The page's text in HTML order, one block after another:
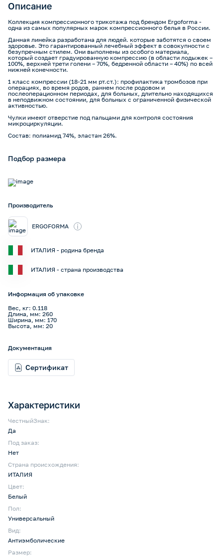
Описание
Коллекция компрессионного трикотажа под брендом Ergoforma -
одна из самых популярных марок компрессионного белья в России.
Данная линейка разработана для людей. которые заботятся о своем
здоровье. Это гарантированный лечебный эффект в совокупности с
безупречным стилем. Они выполнены из особого материала,
который создает градуированную компрессию (в области лодыжек –
100%, верхней трети голени – 70%, бедренной области – 40%) по всей
нижней конечности.
1 класс компрессии (18-21 мм рт.ст.): профилактика тромбозов при
операциях, во время родов, раннем после родовом и
послеоперационном периодах, для больных, длительно находящихся
в неподвижном состоянии, для больных с ограниченной физической
активностью.
Чулки имеют отверстие под пальцами для контроля состояния
микроциркуляции.
Состав: полиамид 74%, эластан 26%.
Подбор размера
Характеристики
ЧестныйЗнак:
Да
Под заказ:
Нет
Страна происхождения:
ИТАЛИЯ
Цвет:
Белый
Пол:
Универсальный
Вид:
Антиэмболические
Размер:
Производитель
ERGOFORMA i
ИТАЛИЯ - родина бренда
ИТАЛИЯ - страна производства
Информация об упаковке
Вес, кг: 0.118
Длина, мм: 260
Ширина, мм: 170
Высота, мм: 20
Документация
Сертификат